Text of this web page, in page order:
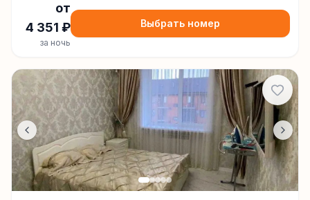
от
4 351 ₽
за ночь
Выбрать номер